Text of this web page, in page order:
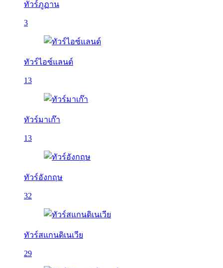
ทัวร์ภูฏาน
3
ทัวร์ไอซ์แลนด์
13
ทัวร์มาเก๊า
13
ทัวร์อังกฤษ
32
ทัวร์สแกนดิเนเวีย
29